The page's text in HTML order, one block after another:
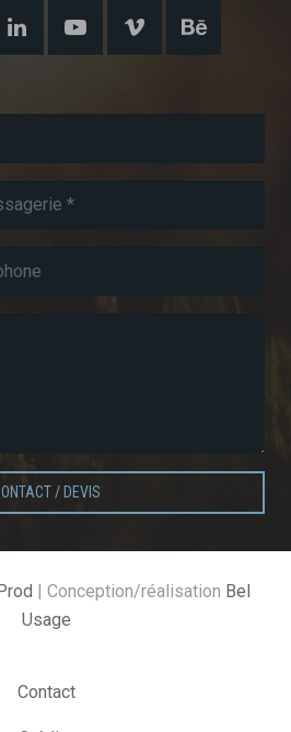
/ DEVIS
| Conception/réalisation Bel
Usage
Contact